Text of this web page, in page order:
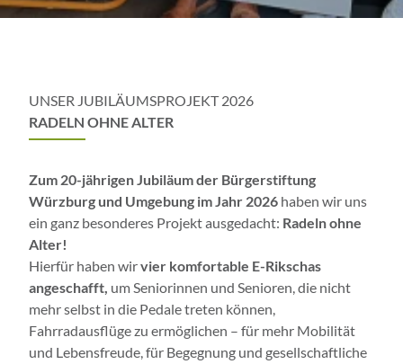
UNSER JUBILÄUMSPROJEKT 2026
RADELN OHNE ALTER
Zum 20-jährigen Jubiläum der Bürgerstiftung
Würzburg und Umgebung im Jahr 2026 haben wir uns
ein ganz besonderes Projekt ausgedacht: Radeln ohne
Alter!
Hierfür haben wirvier komfortable E-Rikschas
angeschafft, umSeniorinnen und Senioren, die nicht
mehr selbst in die Pedale treten können,
Fahrradausflüge zu ermöglichen – für mehr Mobilität
und Lebensfreude, für Begegnung und gesellschaftliche